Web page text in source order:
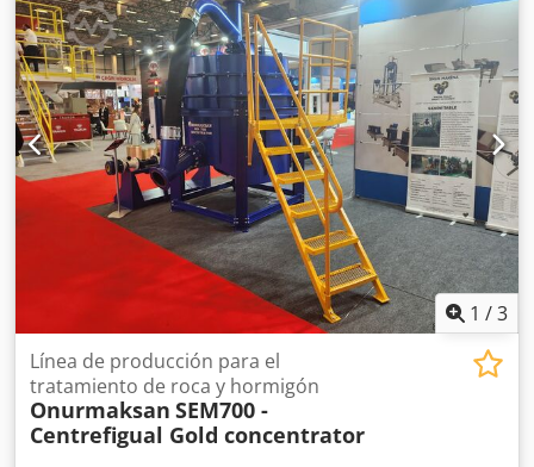
apaga las pistolas en el momento adecuado, ahorrando
energía y recubrimiento en polvo Detección vertical de la
forma del detalle. El uso de puertas de luz con detectores
en horizontal, permite al controlador PLC analizar la forma
vertical del detalle. El controlador PLC cuenta el tiempo en
el que debe aparecer el detalle en el espacio de la pistola,
gracias a esto es posible encender o apagar las pistolas de
forma selectiva El uso de puertas de luz con múltiples
sensores en horizontal y vertical. Esta solución permite
medir con precisión las dimensiones del detalle, gracias a
lo cual también es posible controlar manipuladores.
1 /3
Línea de producción para el
tratamiento de roca y hormigón
Onurmaksan SEM700 -
Centrefigual Gold concentrator